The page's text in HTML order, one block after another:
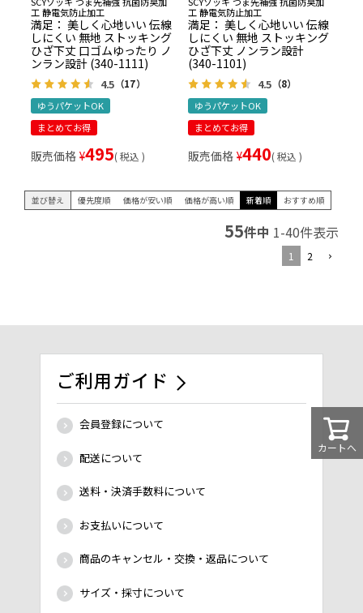
工 静電気防止加工
満足： 美しく心地いい 伝線
しにくい 無地 ストッキング
ひざ下丈 口ゴムゆったり ノ
ンラン設計 (340-1111)
4.5 （17）
ゆうパケットOK
まとめてお得
販売価格 ¥495 税込
工 静電気防止加工
満足： 美しく心地いい 伝線
しにくい 無地 ストッキング
ひざ下丈 ノンラン設計
(340-1101)
4.5 （8）
ゆうパケットOK
まとめてお得
販売価格 ¥440 税込
並び替え 優先度順 価格が安い順 価格が高い順 新着順 おすすめ順
55件中 1-40件表示
1 2
カートへ
ご利用ガイド
会員登録について
配送について
送料・決済手数料について
お支払いについて
商品のキャンセル・交換・返品について
サイズ・採寸について